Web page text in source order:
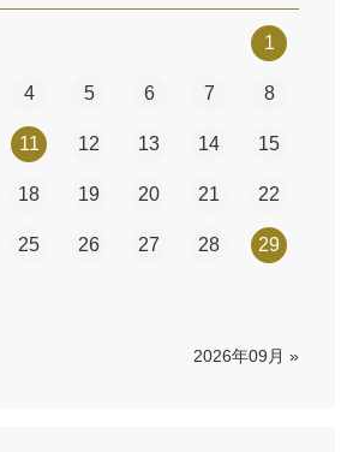
1
4 5 6 7 8
11 12 13 14 15
18 19 20 21 22
25 26 27 28 29
2026年09月 »